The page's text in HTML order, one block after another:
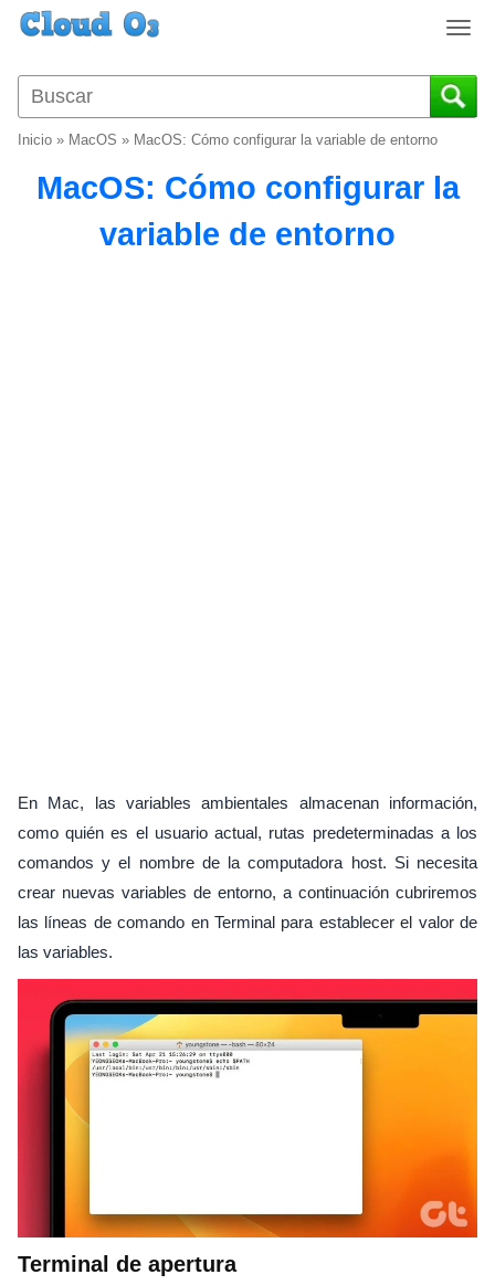
T
g
g
a
Inicio » MacOS » MacOS: Cómo configurar la variable de entorno
MacOS: Cómo configurar la
variable de entorno
En Mac, las variables ambientales almacenan información,
como quién es el usuario actual, rutas predeterminadas a los
comandos y el nombre de la computadora host. Si necesita
crear nuevas variables de entorno, a continuación cubriremos
las líneas de comando en Terminal para establecer el valor de
las variables.
Terminal de apertura